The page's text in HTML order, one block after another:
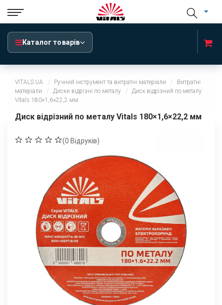
Каталог товарів
VITALS.UA Ручний інструмент та витратні матеріали
Витратні
матеріали
Диски відрізні по металу
Диск відрізний по металу
Vitals 180×1,6×22,2 мм
Диск відрізний по металу Vitals 180×1,6×22,2 мм
(0 Відруків)